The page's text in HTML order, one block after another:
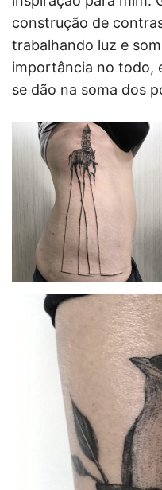
construção de
trabalhando luz e
importância no todo,
se dão na soma dos